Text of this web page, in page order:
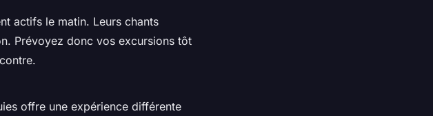
actifs le matin. Leurs chants
Prévoyez donc vos excursions tôt
offre une expérience différente